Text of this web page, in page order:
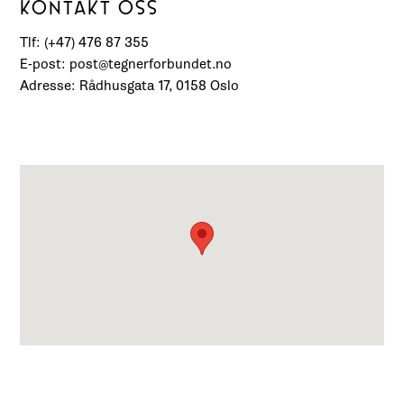
KONTAKT OSS
Tlf: (+47) 476 87 355
E-post: post@tegnerforbundet.no
Adresse: Rådhusgata 17, 0158 Oslo